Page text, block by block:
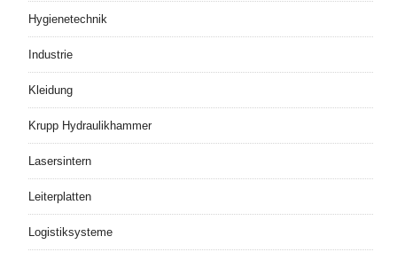
Hygienetechnik
Industrie
Kleidung
Krupp Hydraulikhammer
Lasersintern
Leiterplatten
Logistiksysteme